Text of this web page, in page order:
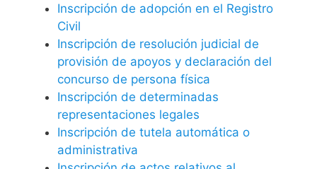
Inscripción de adopción en el Registro
Civil
Inscripción de resolución judicial de
provisión de apoyos y declaración del
concurso de persona física
Inscripción de determinadas
representaciones legales
Inscripción de tutela automática o
administrativa